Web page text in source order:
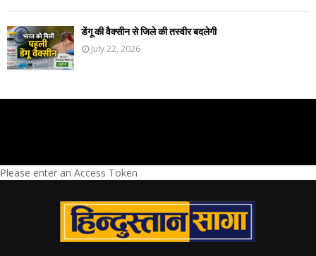
डेंगू की वैक्सीन से जिले की तस्वीर बदलेगी
July 22, 2026
Please enter an Access Token